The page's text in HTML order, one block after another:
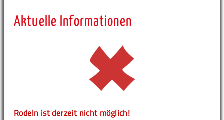
Aktuelle Informationen
Rodeln ist derzeit nicht möglich!